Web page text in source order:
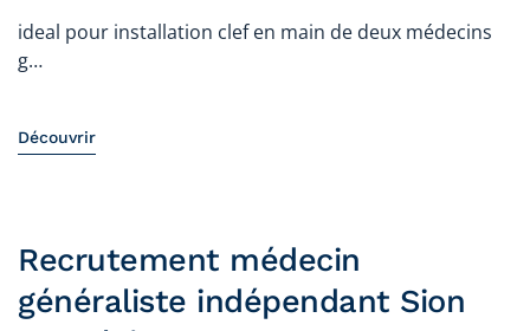
ideal pour installation clef en main de deux médecins
g…
Découvrir
Recrutement médecin
généraliste indépendant Sion